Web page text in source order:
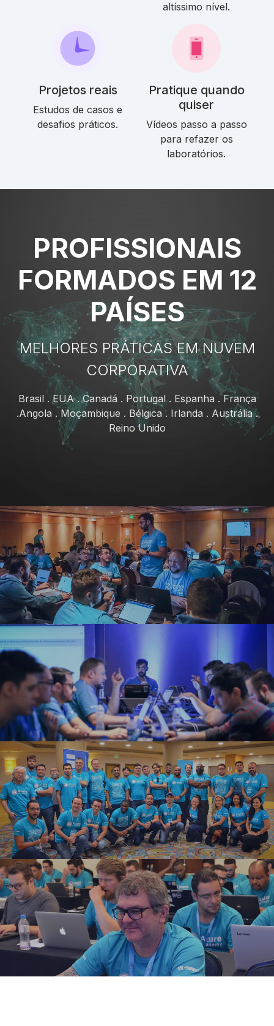
altíssimo nível.
Projetos reais
Estudos de casos e
desafios práticos.
Pratique quando
quiser
Vídeos passo a passo
para refazer os
laboratórios.
PROFISSIONAIS
FORMADOS EM 12
PAÍSES
MELHORES PRÁTICAS EM NUVEM
CORPORATIVA
Brasil . EUA . Canadá . Portugal . Espanha . França
.Angola . Moçambique . Bélgica . Irlanda . Austrália .
Reino Unido